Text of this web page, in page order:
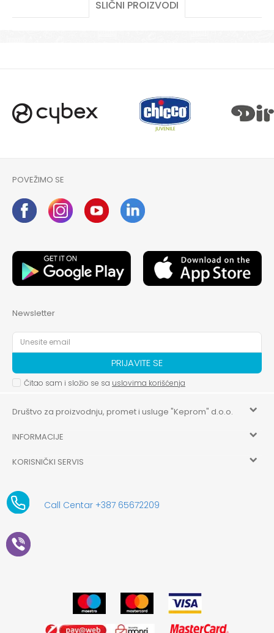
SLIČNI PROIZVODI
POVEŽIMO SE
Newsletter
PRIJAVITE SE
Čitao sam i složio se sa uslovima korišćenja
Društvo za proizvodnju, promet i usluge "Keprom" d.o.o.
HILANDARSKA 32, ISTOČNO NOVO SARAJEVO, ISTOČNO
aksaonlinebih@aksabih.ba
5514802214205743
61-01-0052-11
11079253
INFORMACIJE
Zaposlenje
Saradnja
KORISNIČKI SERVIS
Uslovi korišćenja i prodaje
Kako kupiti
Plaćanje karticama
Call Centar +387 65672209